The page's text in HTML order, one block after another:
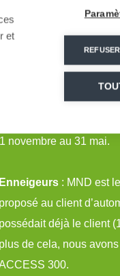
grande et la plus
l’extension et
un enjeu de taille
et qui a pour
novembre au 31 mai.
Enneigeurs : MND est
proposé au client
possédait déjà le client
plus de cela, nous
300.
et